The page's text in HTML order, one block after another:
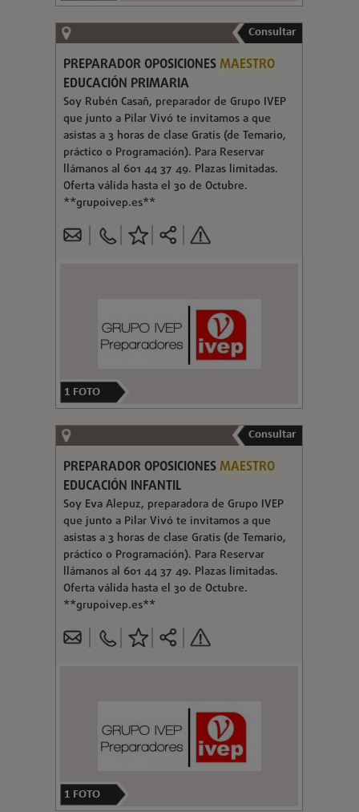
Consultar
PREPARADOR OPOSICIONESMAESTRO
EDUCACIÓN PRIMARIA
Soy Rubén Casañ, preparador de Grupo IVEP
que junto a Pilar Vivó te invitamos a que
asistas a 3 horas de clase Gratis (de Temario,
práctico o Programación). Para Reservar
llámanos al 601 44 37 49. Plazas limitadas.
Oferta válida hasta el 30 de Octubre.
**grupoivep.es**
1 FOTO
Consultar
PREPARADOR OPOSICIONESMAESTRO
EDUCACIÓN INFANTIL
Soy Eva Alepuz, preparadora de Grupo IVEP
que junto a Pilar Vivó te invitamos a que
asistas a 3 horas de clase Gratis (de Temario,
práctico o Programación). Para Reservar
llámanos al 601 44 37 49. Plazas limitadas.
Oferta válida hasta el 30 de Octubre.
**grupoivep.es**
1 FOTO